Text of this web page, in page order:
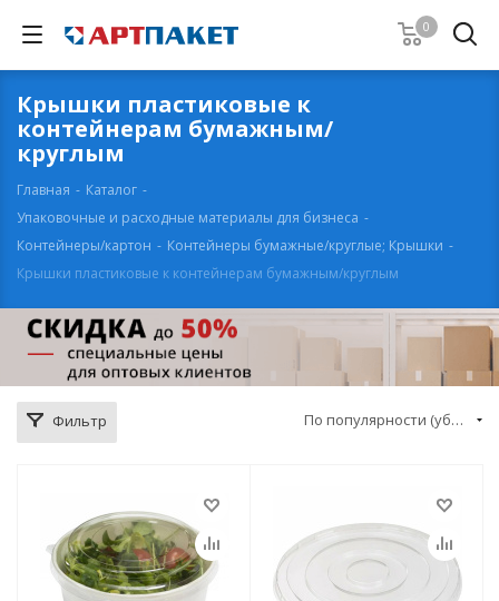
0
Крышки пластиковые к
контейнерам бумажным/
круглым
Главная - Каталог -
Упаковочные и расходные материалы для бизнеса -
Контейнеры/картон - Контейнеры бумажные/круглые; Крышки -
Крышки пластиковые к контейнерам бумажным/круглым
Фильтр По популярности (убывание)